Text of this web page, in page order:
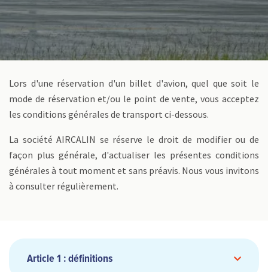
FacebookMessengerWhatsApp
Lors d'une réservation d'un billet d'avion, quel que soit le
mode de réservation et/ou le point de vente, vous acceptez
les conditions générales de transport ci-dessous.
La société AIRCALIN se réserve le droit de modifier ou de
façon plus générale, d'actualiser les présentes conditions
générales à tout moment et sans préavis. Nous vous invitons
à consulter régulièrement.
Article 1 : définitions